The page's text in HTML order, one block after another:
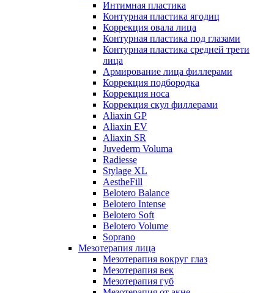
Интимная пластика
Контурная пластика ягодиц
Коррекция овала лица
Контурная пластика под глазами
Контурная пластика средней трети
лица
Армирование лица филлерами
Коррекция подбородка
Коррекция носа
Коррекция скул филлерами
Aliaxin GP
Aliaxin EV
Aliaxin SR
Juvederm Voluma
Radiesse
Stylage XL
AestheFill
Belotero Balance
Belotero Intense
Belotero Soft
Belotero Volume
Soprano
Мезотерапия лица
Мезотерапия вокруг глаз
Мезотерапия век
Мезотерапия губ